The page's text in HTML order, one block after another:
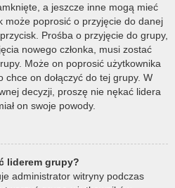
a jeszcze inne mogą mieć
może poprosić o przyjęcie do danej
Prośba o przyjęcie do grupy,
nowego członka, musi zostać
Może on poprosić użytkownika
on dołączyć do tej grupy. W
decyzji, proszę nie nękać lidera
on swoje powody.
liderem grupy?
administrator witryny podczas